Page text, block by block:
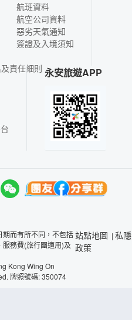
航班資料
航空公司資料
惡劣天氣通知
簽證及入境須知
責任細則 永安旅遊APP
而有所不同，不包括
務費(旅行團適用)及
Kong Wing On
牌照號碼: 350074
站點地圖 | 私隱
政策